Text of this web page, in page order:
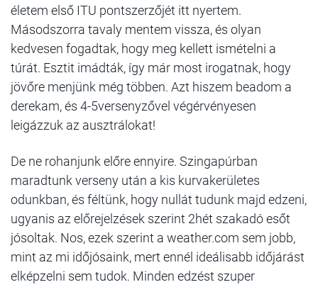
életem első ITU pontszerzőjét itt nyertem.
Másodszorra tavaly mentem vissza, és olyan
kedvesen fogadtak, hogy meg kellett ismételni a
túrát. Esztit imádták, így már most irogatnak, hogy
jövőre menjünk még többen. Azt hiszem beadom a
derekam, és 4-5versenyzővel végérvényesen
leigázzuk az ausztrálokat!
De ne rohanjunk előre ennyire. Szingapúrban
maradtunk verseny után a kis kurvakerületes
odunkban, és féltünk, hogy nullát tudunk majd edzeni,
ugyanis az előrejelzések szerint 2hét szakadó esőt
jósoltak. Nos, ezek szerint a weather.com sem jobb,
mint az mi időjósaink, mert ennél ideálisabb időjárást
elképzelni sem tudok. Minden edzést szuper